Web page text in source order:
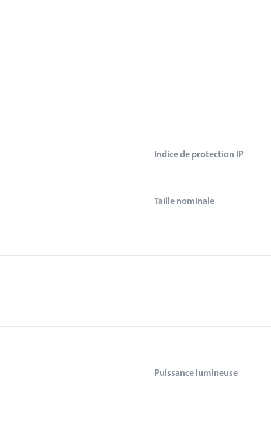
Indice de protection IP
Taille nominale
Puissance lumineuse